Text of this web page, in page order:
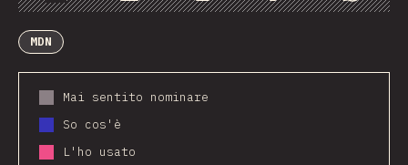
Grafico Dati CondividerePersonalizza i dati
Comments
MDN
Mai sentito nominare
So cos'è
L'ho usato